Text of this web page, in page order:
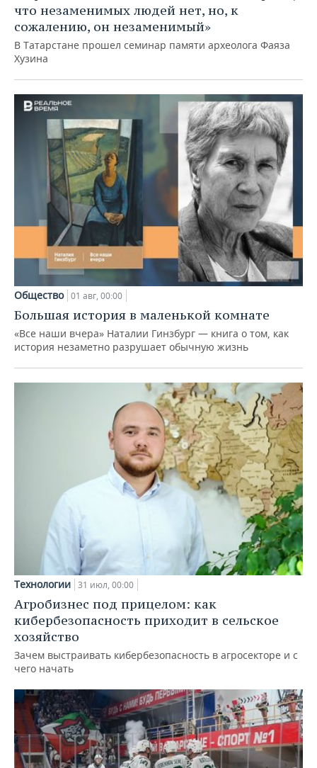
что незаменимых людей нет, но, к
сожалению, он незаменимый»
В Татарстане прошел семинар памяти археолога Фаяза
Хузина
Общество 01 авг, 00:00
Большая история в маленькой комнате
«Все наши вчера» Наталии Гинзбург — книга о том, как
история незаметно разрушает обычную жизнь
Технологии 31 июл, 00:00
Агробизнес под прицелом: как
кибербезопасность приходит в сельское
хозяйство
Зачем выстраивать кибербезопасность в агросекторе и с
чего начать